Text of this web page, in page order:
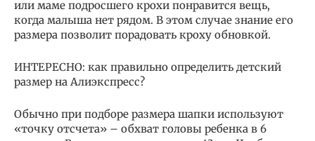
или маме подросшего крохи понравится вещь,
когда малыша нет рядом. В этом случае знание его
размера позволит порадовать кроху обновкой.
ИНТЕРЕСНО: как правильно определить детский
размер на Алиэкспресс?
Обычно при подборе размера шапки используют
«точку отсчета» – обхват головы ребенка в 6